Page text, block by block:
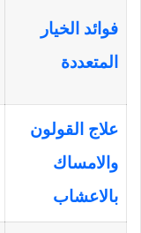
فوائد الخيار
المتعددة
علاج القولون
والامساك
بالاعشاب